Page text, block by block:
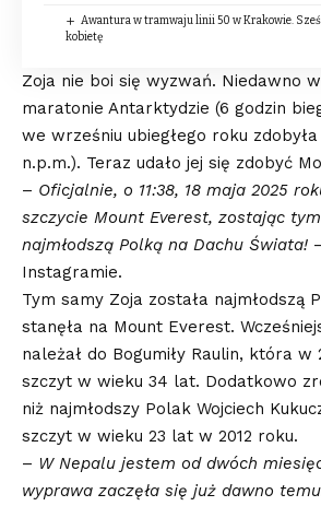
Awantura w tramwaju linii 50 w Krakowie.
kobietę
Zoja nie boi się wyzwań. Niedawno
maratonie Antarktydzie (6 godzin
we wrześniu ubiegłego roku
n.p.m.). Teraz udało jej się zdobyć
– Oficjalnie, o 11:38, 18 maja 2025
szczycie Mount Everest, zostając
najmłodszą Polką na Dachu Świata!
Instagramie.
Tym samy Zoja została najmłodszą
stanęła na Mount Everest.
należał do Bogumiły Raulin, która w
szczyt w wieku 34 lat. Dodatkowo
niż najmłodszy Polak Wojciech
szczyt w wieku 23 lat w 2012 roku.
– W Nepalu jestem od dwóch
wyprawa zaczęła się już dawno